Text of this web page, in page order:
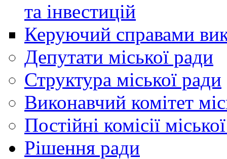
та інвестицій
Керуючий справами
Депутати міської ради
Структура міської ради
Виконавчий комітет
Постійні комісії
Рішення ради